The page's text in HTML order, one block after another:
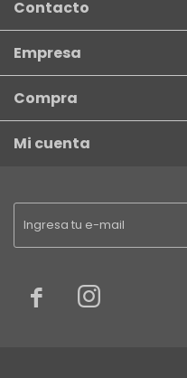
 
Contacto
Empresa
Compra
Mi cuenta